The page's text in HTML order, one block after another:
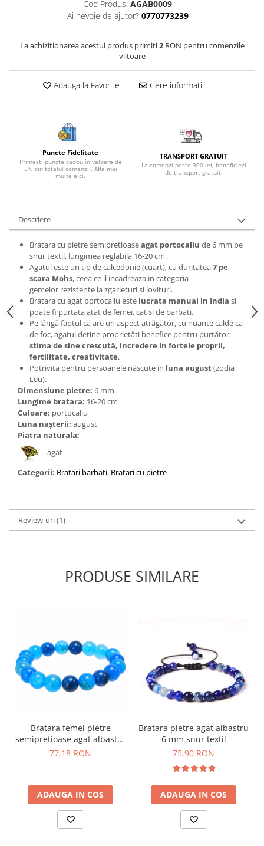
Bijuterii opal
Bijuterii peridot
Bijuterii piatra lunii
Bijuterii rubin
Bijuterii safir
Bijuterii sidef si abalone
Bijuterii sodalit
Bijuterii spinel
Bijuterii tanzanit
Bijuterii topaz
Bijuterii turcoaz
Bijuterii turmaline
Bijuterii morganit
Cod Produs: AGAB0009
Ai nevoie de ajutor? 0770773239
La achizitionarea acestui produs primiti2RON pentru comenzile
viitoare
Adauga la Favorite Cere informatii
Puncte Fidelitate
Primesti puncte cadou în valoare de
5% din totalul comenzii. Afla mai
multe aici.
TRANSPORT GRATUIT
La comenzi peste 300 lei, beneficiezi
de transport gratuit.
Descriere
Bratara cu pietre semipretioaseagat portocaliu de 6 mm pe
snur textil, lungimea reglabila 16-20 cm.
Agatul este un tip de calcedonie (cuart), cu duritatea7 pe
scara Mohs, ceea ce il incadreaza in categoria
gemelor rezistente la zgarieturi si lovituri.
Bratara cu agat portocaliu este lucrata manual in India si
poate fi purtata atat de femei, cat si de barbati.
Pe lângă faptul că are un aspect atrăgător, cu nuante calde ca
de foc, agatul detine proprietăti benefice pentru purtător:
stima de sine crescută, incredere in fortele proprii,
fertilitate, creativitate.
Potrivita pentru persoanele născute in luna august(zodia
Leu).
Dimensiune pietre: 6 mm
Lungime bratara: 16-20 cm
Culoare: portocaliu
Luna nașterii: august
Piatra naturala:
agat
Categorii: Bratari barbati, Bratari cu pietre
Review-uri(1)
PRODUSE SIMILARE
Bratara femei pietre
semipretioase agat albastru
10 mm
77,18 RON
ADAUGA IN COS
Bratara pietre agat albastru
6 mm snur textil
75,90 RON
ADAUGA IN COS